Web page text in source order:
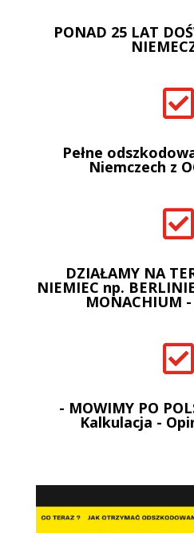
PONAD 25 LAT

Pełne
Niemczech z

DZIAŁAMY NA
NIEMIEC np.
MONACHIUM

- MOWIMY PO
Kalkulacja -